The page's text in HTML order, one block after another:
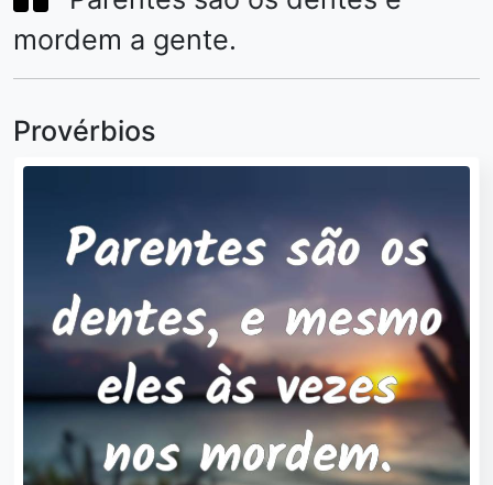
mordem a gente.
Provérbios